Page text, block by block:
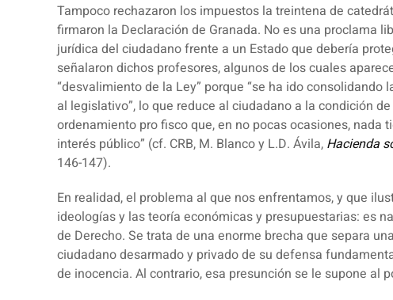
Tampoco rechazaron los impuestos la treintena de
firmaron la Declaración de Granada. No es una proclama
jurídica del ciudadano frente a un Estado que debería
señalaron dichos profesores, algunos de los cuales
“desvalimiento de la Ley” porque “se ha ido consolidando
al legislativo”, lo que reduce al ciudadano a la condición
ordenamiento pro fisco que, en no pocas ocasiones, nada
interés público” (cf. CRB, M. Blanco y L.D. Ávila, Hacienda
146-147).
En realidad, el problema al que nos enfrentamos, y que
ideologías y las teoría económicas y presupuestarias: es
de Derecho. Se trata de una enorme brecha que separa
ciudadano desarmado y privado de su defensa
de inocencia. Al contrario, esa presunción se le supone al